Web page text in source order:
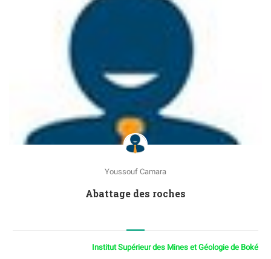
Youssouf Camara
Abattage des roches
Institut Supérieur des Mines et Géologie de Boké